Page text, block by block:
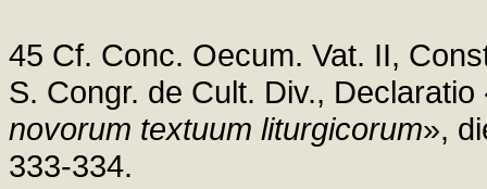
45 Cf. Conc. Oecum. Vat. II,
S. Congr. de Cult. Div., Declaratio
novorum textuum liturgicorum»,
333-334.